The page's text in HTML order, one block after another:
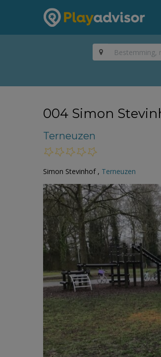
004 Simon
Terneuzen
Simon Stevinhof , Terneuzen